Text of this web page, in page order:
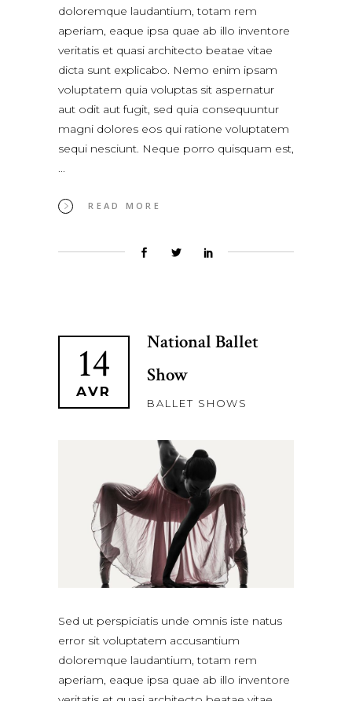
doloremque laudantium, totam rem
aperiam, eaque ipsa quae ab illo inventore
veritatis et quasi architecto beatae vitae
dicta sunt explicabo. Nemo enim ipsam
voluptatem quia voluptas sit aspernatur
aut odit aut fugit, sed quia consequuntur
magni dolores eos qui ratione voluptatem
sequi nesciunt. Neque porro quisquam est,
READ MORE
14
AVR
National Ballet
Show
BALLET SHOWS
Sed ut perspiciatis unde omnis iste natus
error sit voluptatem accusantium
doloremque laudantium, totam rem
aperiam, eaque ipsa quae ab illo inventore